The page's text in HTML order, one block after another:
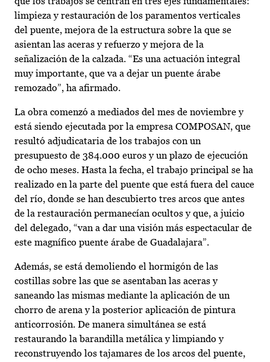
limpieza y restauración de los paramentos verticales
del puente, mejora de la estructura sobre la que se
asientan las aceras y refuerzo y mejora de la
señalización de la calzada. “Es una actuación integral
muy importante, que va a dejar un puente árabe
remozado”, ha afirmado.
La obra comenzó a mediados del mes de noviembre y
está siendo ejecutada por la empresa COMPOSAN, que
resultó adjudicataria de los trabajos con un
presupuesto de 384.000 euros y un plazo de ejecución
de ocho meses. Hasta la fecha, el trabajo principal se ha
realizado en la parte del puente que está fuera del cauce
del río, donde se han descubierto tres arcos que antes
de la restauración permanecían ocultos y que, a juicio
del delegado, “van a dar una visión más espectacular de
este magnífico puente árabe de Guadalajara”.
Además, se está demoliendo el hormigón de las
costillas sobre las que se asentaban las aceras y
saneando las mismas mediante la aplicación de un
chorro de arena y la posterior aplicación de pintura
anticorrosión. De manera simultánea se está
restaurando la barandilla metálica y limpiando y
reconstruyendo los tajamares de los arcos del puente,